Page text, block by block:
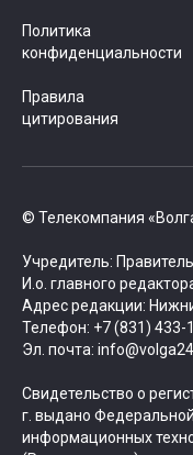
© Телекомпания
Учредитель:
И.о. главного
Адрес редакции:
Телефон: +7 (831) 433-
Эл. почта:
Свидетельство о
г. выдано
информационных
Политика
конфиденциальности
Правила
цитирования